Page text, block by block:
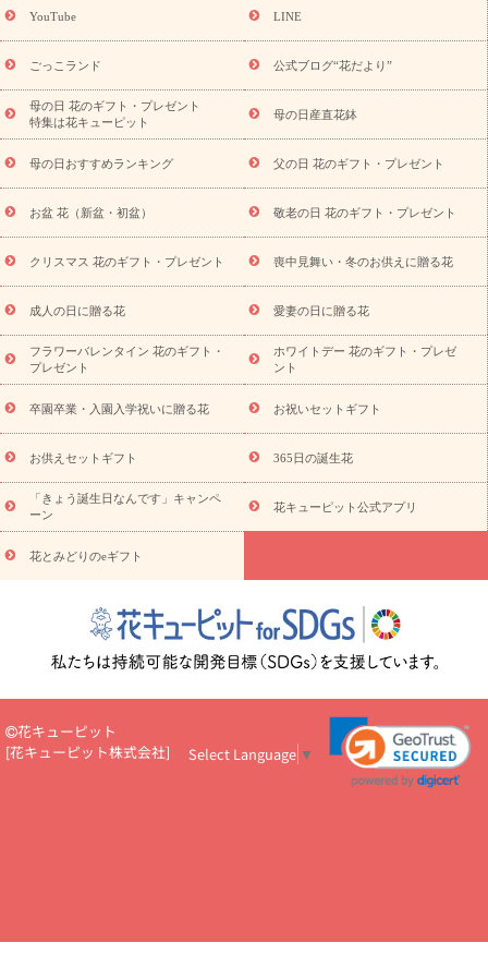
ギフト
「きょう誕生日なんです」キャンペーン
用途から探す お祝いの花特集 当日配達特急便
お祝い商品
一覧
お祝い 新築・引っ越し祝い
結婚記念日
結婚祝い 出産祝い 退院祝い・快気祝い
還暦
祝い・長寿祝い
プチギフト ペットのお祝いフラワー
元・暑中見舞い
敬老の日
お供え
お供え・お悔やみ商品一覧 お供え・お悔やみの花
十九日法要以降に贈る花
通夜・葬儀に贈る花
お供え お花とセッ
お盆（新盆・初盆）
お祝い返し お見舞い
お取り
プリザーブドフラワー
スタイルから探す
アレンジメント
蘭・花鉢
ミディ胡蝶蘭・お祝い ミディ胡蝶蘭・お供え
の青色胡蝶蘭
観葉植物 観葉植物 産直多肉植物
プリザーブ
ドフラワー
お祝い お供え・お悔やみ 花とセットギフト
ミオーダー
プチギフト（hanamore -ハナモア-）
花とみどりの
eギフト
花キューピットのeGfit カラー ピンク
レンジ
レッド お花の種類 バラ ユリ トルコキキョウ
予
算から探す
お祝い お祝い・3000円～ お祝い・
お祝い・5000円～ お祝い・7000円～ お祝い・10000円～
お供え・お悔やみ
お供え・お悔やみ・3000円～
お供え・お
悔やみ・5000円～ お供え・お悔やみ・7000円～
お供え・お悔
やみ・10000円～
365日の誕生花カレンダー
開店・開業祝
お祝いを贈るときのマナー・
花キューピットのお祝いコラム一覧
誕生日のお花を「色
彩心理学」で選ぶ方法
結婚祝いの予算相場
出産祝いお役立ち情
転職祝いのマナー基礎知識
ペットのお祝いワンポイントアド
バイス
スタンド花（フラスタ）のマナー
お見舞いのマナーとル
お祝い花のマナー総まとめ
場上司や先輩へ贈るお祝い花の正解は？
開店祝いの花 選び方ガイ
ド（早見表あり）
花キューピットのお供え・
プロ直伝10のテクニック
花美人5人の「花のある暮らし」
美
YouTube LINE
ごっこランド 公式ブログ“花だより”
母の日 花のギフト・プレゼント
特集は花キューピット
母の日産直花鉢
母の日おすすめランキング 父の日 花のギフト・プレゼント
お盆 花（新盆・初盆） 敬老の日 花のギフト・プレゼント
クリスマス 花のギフト・プレゼント 喪中見舞い・冬のお供えに贈る花
成人の日に贈る花 愛妻の日に贈る花
フラワーバレンタイン 花のギフト・
プレゼント
ホワイトデー 花のギフト・プレゼ
ント
卒園卒業・入園入学祝いに贈る花 お祝いセットギフト
お供えセットギフト 365日の誕生花
「きょう誕生日なんです」キャンペ
ーン
花キューピット公式アプリ
花とみどりのeギフト
花キューピット
[花キューピット株式会社] Select Language ▼